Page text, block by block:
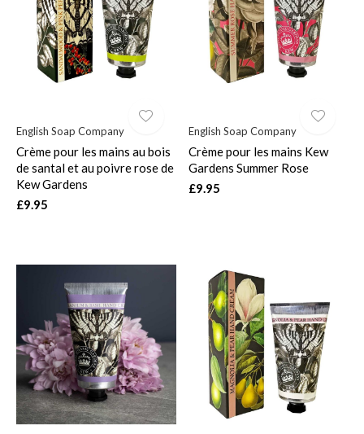
English Soap Company
Crème pour les mains au bois
de santal et au poivre rose de
Kew Gardens
£9.95
English Soap Company
Crème pour les mains Kew
Gardens Summer Rose
£9.95